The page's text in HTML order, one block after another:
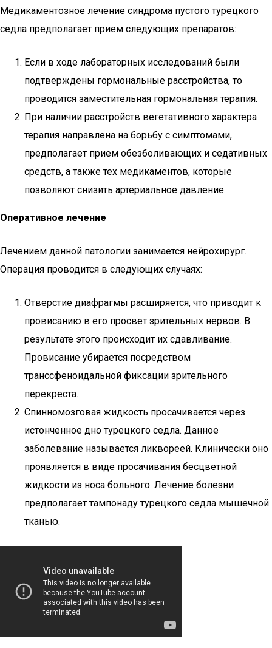
Медикаментозное лечение синдрома пустого турецкого
седла предполагает прием следующих препаратов:
Если в ходе лабораторных исследований были
подтверждены гормональные расстройства, то
проводится заместительная гормональная терапия.
При наличии расстройств вегетативного характера
терапия направлена на борьбу с симптомами,
предполагает прием обезболивающих и седативных
средств, а также тех медикаментов, которые
позволяют снизить артериальное давление.
Оперативное лечение
Лечением данной патологии занимается нейрохирург.
Операция проводится в следующих случаях:
Отверстие диафрагмы расширяется, что приводит к
провисанию в его просвет зрительных нервов. В
результате этого происходит их сдавливание.
Провисание убирается посредством
транссфеноидальной фиксации зрительного
перекреста.
Спинномозговая жидкость просачивается через
истонченное дно турецкого седла. Данное
заболевание называется ликвореей. Клинически оно
проявляется в виде просачивания бесцветной
жидкости из носа больного. Лечение болезни
предполагает тампонаду турецкого седла мышечной
тканью.